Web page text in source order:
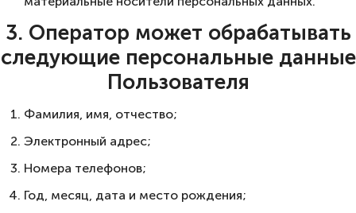
3. Оператор может обрабатывать
следующие персональные данные
Пользователя
Фамилия, имя, отчество;
Электронный адрес;
Номера телефонов;
Год, месяц, дата и место рождения;